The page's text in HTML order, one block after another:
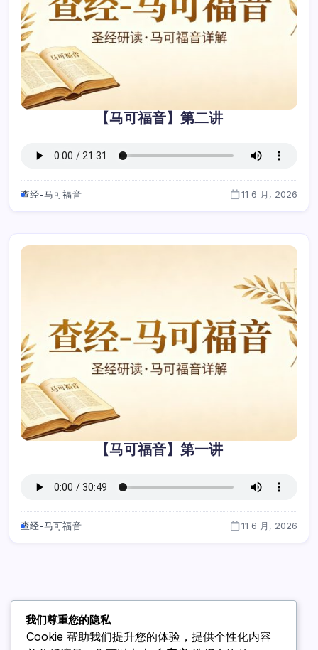
【马可福音】第二讲
查经-马可福音 11 6 月, 2026
【马可福音】第一讲
查经-马可福音 11 6 月, 2026
我们尊重您的隐私
Cookie 帮助我们提升您的体验，提供个性化内容